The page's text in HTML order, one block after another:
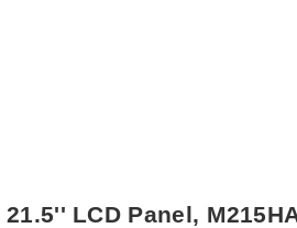
21.5'' LCD Panel,